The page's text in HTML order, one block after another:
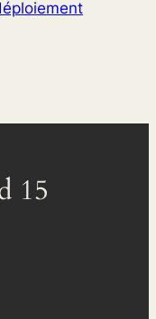
15